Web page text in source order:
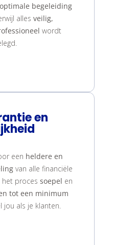
begeleiding
alles veilig,
wordt
en
een heldere en
van alle financiële
proces soepel en
tot een minimum
jou als je klanten.